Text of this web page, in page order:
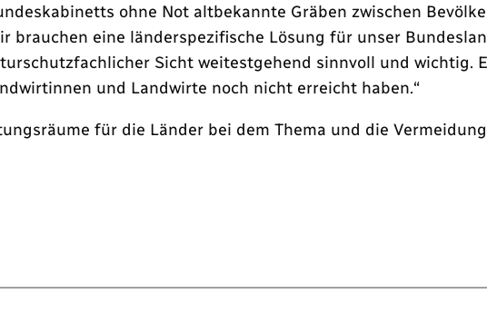
ohne Not altbekannte Gräben zwischen
brauchen eine länderspezifische Lösung für unser
Sicht weitestgehend sinnvoll und wichtig.
und Landwirte noch nicht erreicht haben.“
für die Länder bei dem Thema und die